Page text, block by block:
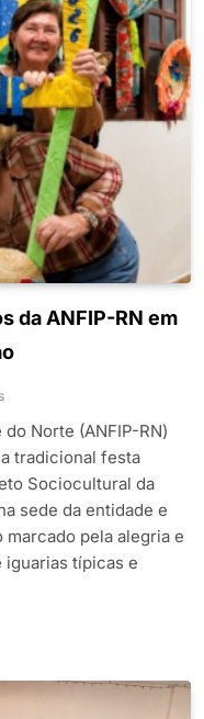
da ANFIP-RN em
Norte (ANFIP-RN)
tradicional festa
Sociocultural da
sede da entidade e
pela alegria e
iguarias típicas e